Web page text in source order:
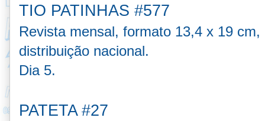
TIO PATINHAS #577
Revista mensal, formato 13,4 x 19
distribuição nacional.
Dia 5.
PATETA #27